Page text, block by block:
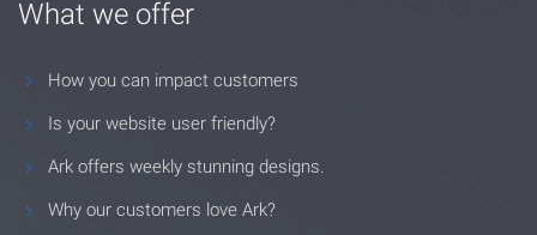
What we offer
How you can impact customers
Is your website user friendly?
Ark offers weekly stunning designs.
Why our customers love Ark?